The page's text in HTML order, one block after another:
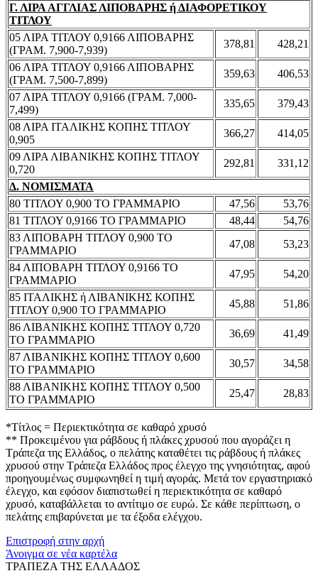
Γ. ΛΙΡΑ ΑΓΓΛΙΑΣ ΛΙΠΟΒΑΡΗΣ ή ΔΙΑΦΟΡΕΤΙΚΟΥ
ΤΙΤΛΟΥ
05 ΛΙΡΑ ΤΙΤΛΟΥ 0,9166 ΛΙΠΟΒΑΡΗΣ
(ΓΡΑΜ. 7,900-7,939)
378,81
428,21
06 ΛΙΡΑ ΤΙΤΛΟΥ 0,9166 ΛΙΠΟΒΑΡΗΣ
(ΓΡΑΜ. 7,500-7,899)
359,63
406,53
07 ΛΙΡΑ ΤΙΤΛΟΥ 0,9166 (ΓΡΑΜ. 7,000-
7,499)
335,65
379,43
08 ΛΙΡΑ ΙΤΑΛΙΚΗΣ ΚΟΠΗΣ ΤΙΤΛΟΥ
0,905
366,27
414,05
09 ΛΙΡΑ ΛΙΒΑΝΙΚΗΣ ΚΟΠΗΣ ΤΙΤΛΟΥ
0,720
292,81
331,12
Δ. ΝΟΜΙΣΜΑΤΑ
80 ΤΙΤΛΟΥ 0,900 ΤΟ ΓΡΑΜΜΑΡΙΟ
47,56
53,76
81 ΤΙΤΛΟΥ 0,9166 ΤΟ ΓΡΑΜΜΑΡΙΟ
48,44
54,76
83 ΛΙΠΟΒΑΡΗ ΤΙΤΛΟΥ 0,900 ΤΟ
ΓΡΑΜΜΑΡΙΟ
47,08
53,23
84 ΛΙΠΟΒΑΡΗ ΤΙΤΛΟΥ 0,9166 ΤΟ
ΓΡΑΜΜΑΡΙΟ
47,95
54,20
85 ΙΤΑΛΙΚΗΣ ή ΛΙΒΑΝΙΚΗΣ ΚΟΠΗΣ
ΤΙΤΛΟΥ 0,900 ΤΟ ΓΡΑΜΜΑΡΙΟ
45,88
51,86
86 ΛΙΒΑΝΙΚΗΣ ΚΟΠΗΣ ΤΙΤΛΟΥ 0,720
ΤΟ ΓΡΑΜΜΑΡΙΟ
36,69
41,49
87 ΛΙΒΑΝΙΚΗΣ ΚΟΠΗΣ ΤΙΤΛΟΥ 0,600
ΤΟ ΓΡΑΜΜΑΡΙΟ
30,57
34,58
88 ΛΙΒΑΝΙΚΗΣ ΚΟΠΗΣ ΤΙΤΛΟΥ 0,500
ΤΟ ΓΡΑΜΜΑΡΙΟ
25,47 28,83
*Τίτλος = Περιεκτικότητα σε καθαρό χρυσό
** Προκειμένου για ράβδους ή πλάκες χρυσού που αγοράζει η
Τράπεζα της Ελλάδος, ο πελάτης καταθέτει τις ράβδους ή πλάκες
χρυσού στην Τράπεζα Ελλάδος προς έλεγχο της γνησιότητας, αφού
προηγουμένως συμφωνηθεί η τιμή αγοράς. Μετά τον εργαστηριακό
έλεγχο, και εφόσον διαπιστωθεί η περιεκτικότητα σε καθαρό
χρυσό, καταβάλλεται το αντίτιμο σε ευρώ. Σε κάθε περίπτωση, ο
πελάτης επιβαρύνεται με τα έξοδα ελέγχου.
Επιστροφή στην αρχή
Άνοιγμα σε νέα καρτέλα
ΤΡΑΠΕΖΑ ΤΗΣ ΕΛΛΑΔΟΣ